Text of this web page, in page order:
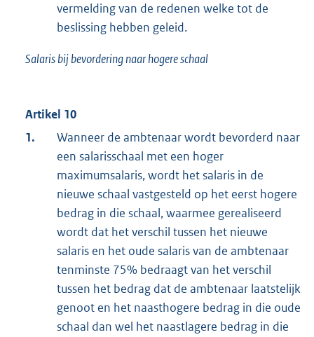
vermelding van de redenen welke tot de
beslissing hebben geleid.
Salaris bij bevordering naar hogere schaal
Artikel 10
1.
Wanneer de ambtenaar wordt bevorderd naar
een salarisschaal met een hoger
maximumsalaris, wordt het salaris in de
nieuwe schaal vastgesteld op het eerst hogere
bedrag in die schaal, waarmee gerealiseerd
wordt dat het verschil tussen het nieuwe
salaris en het oude salaris van de ambtenaar
tenminste 75% bedraagt van het verschil
tussen het bedrag dat de ambtenaar laatstelijk
genoot en het naasthogere bedrag in die oude
schaal dan wel het naastlagere bedrag in die